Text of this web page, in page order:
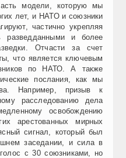
модели, которую мы
лет, и НАТО и союзники
частично укрепляя
разведданными и более
Отчасти за счет
что является ключевым
по НАТО. А также
послания, как мы
Например, призыв к
расследованию дела
освобождению
арестованных мирных
сигнал, который был
заседании, и сила в
с 30 союзниками, но